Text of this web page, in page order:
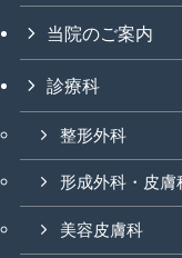
当院のご案内
診療科
整形外科
形成外科・皮膚
美容皮膚科